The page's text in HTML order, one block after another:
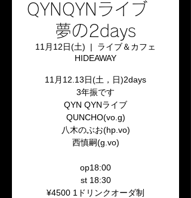
QYNQYNライブ
夢の2days
11月12日(土)
  |
ライブ＆カフェ
HIDEAWAY
11月12.13日(土，日)2days
3年振です
QYN QYNライブ
QUNCHO(vo.g)
八木のぶお(hp.vo)
西慎嗣(g.vo)
op18:00
st 18:30
¥4500 1ドリンクオーダ制